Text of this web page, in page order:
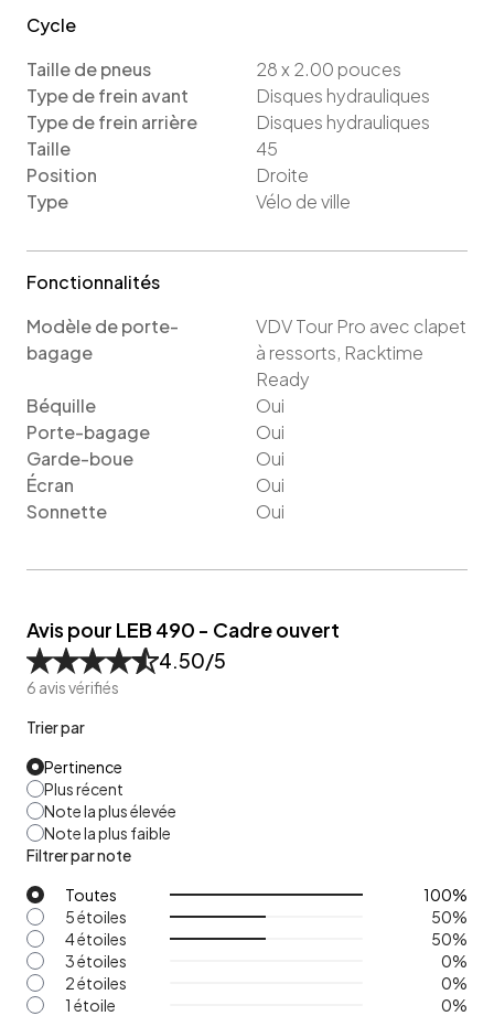
Cycle
Taille de pneus
28 x 2.00 pouces
Type de frein avant
Disques hydrauliques
Type de frein arrière
Disques hydrauliques
Taille
45
Position
Droite
Type
Vélo de ville
Fonctionnalités
Modèle de porte-
bagage
VDV Tour Pro avec clapet
à ressorts, Racktime
Ready
Béquille
Oui
Porte-bagage
Oui
Garde-boue
Oui
Écran
Oui
Sonnette
Oui
Avis pour LEB 490 - Cadre ouvert
4.50/5
6 avis vérifiés
Trier par
Pertinence
Plus récent
Note la plus élevée
Note la plus faible
Filtrer par note
Toutes
100%
5 étoiles
50%
4 étoiles
50%
3 étoiles
0%
2 étoiles
0%
1 étoile
0%